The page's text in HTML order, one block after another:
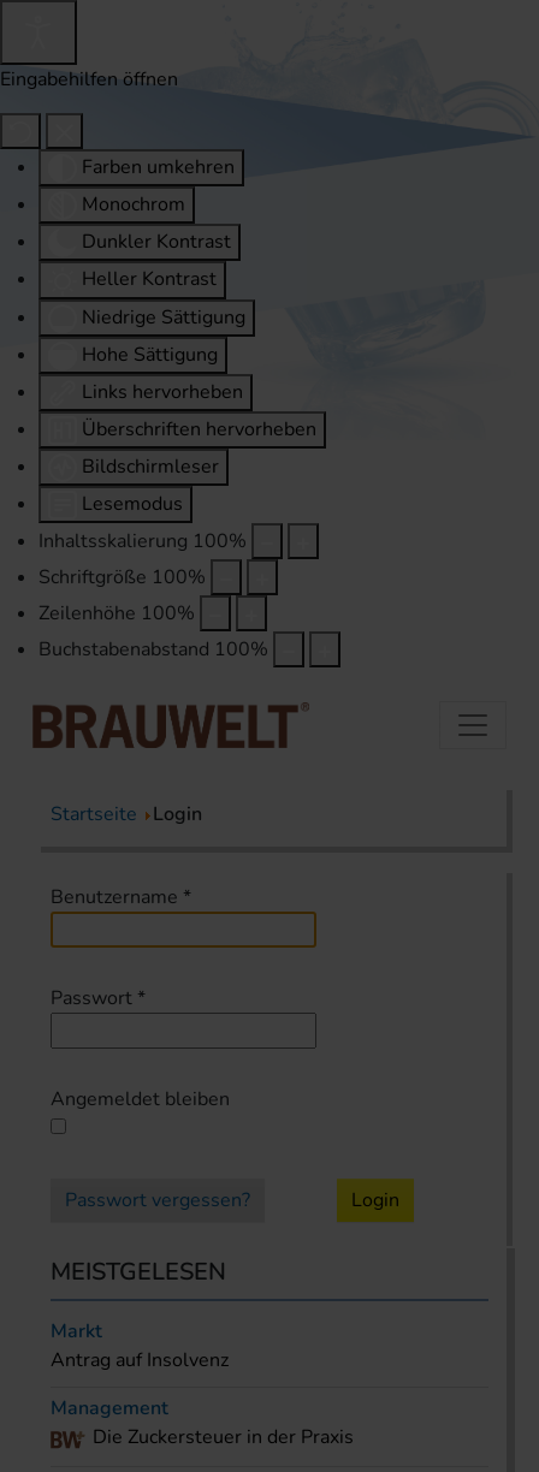
Eingabehilfen öffnen
Farben umkehren
Monochrom
Dunkler Kontrast
Heller Kontrast
Niedrige Sättigung
Hohe Sättigung
Links hervorheben
Überschriften hervorheben
Bildschirmleser
Lesemodus
Inhaltsskalierung 100%
Schriftgröße 100%
Zeilenhöhe 100%
Buchstabenabstand 100%
Startseite Login
Benutzername *
Passwort *
Angemeldet bleiben
Passwort vergessen? Login
MEISTGELESEN
Markt
Antrag auf Insolvenz
Management
Die Zuckersteuer in der Praxis